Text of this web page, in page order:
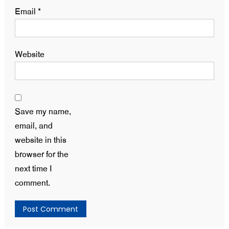
Email *
Website
Save my name,
email, and
website in this
browser for the
next time I
comment.